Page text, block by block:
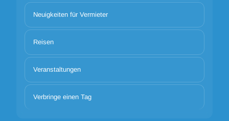
Neuigkeiten für Vermieter
Reisen
Veranstaltungen
Verbringe einen Tag